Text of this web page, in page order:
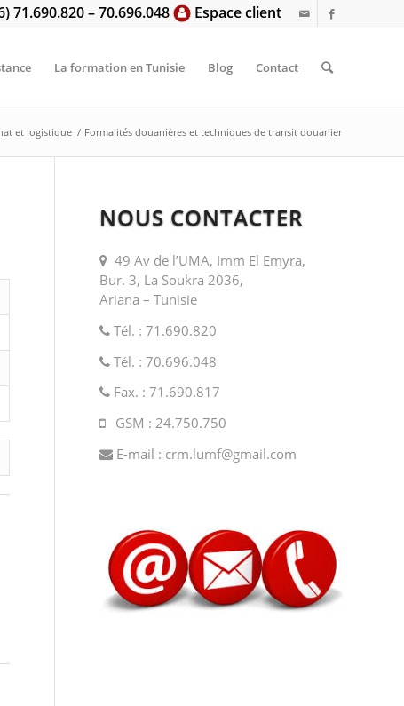
71.690.820 – 70.696.048 Espace client
La formation en Tunisie Blog Contact
et logistique / Formalités douanières et techniques de transit douanier
NOUS CONTACTER
49 Av de l’UMA, Imm El Emyra,
Bur. 3, La Soukra 2036,
Ariana – Tunisie
Tél. : 71.690.820
Tél. : 70.696.048
Fax. : 71.690.817
GSM : 24.750.750
E-mail : crm.lumf@gmail.com